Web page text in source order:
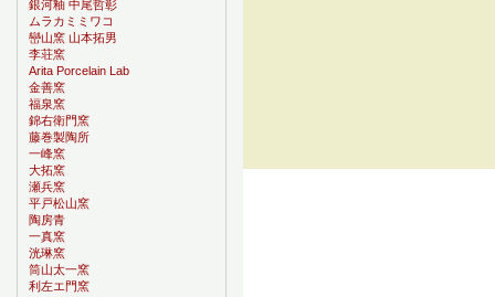
銀河釉 中尾哲彰
ムラカミミワコ
巒山窯 山本拓男
李荘窯
Arita Porcelain Lab
金善窯
福泉窯
錦右衛門窯
藤巻製陶所
一峰窯
大拓窯
瀬兵窯
平戸松山窯
陶房青
一真窯
洸琳窯
筒山太一窯
利左エ門窯